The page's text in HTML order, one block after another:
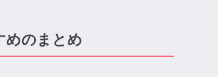
めのまとめ